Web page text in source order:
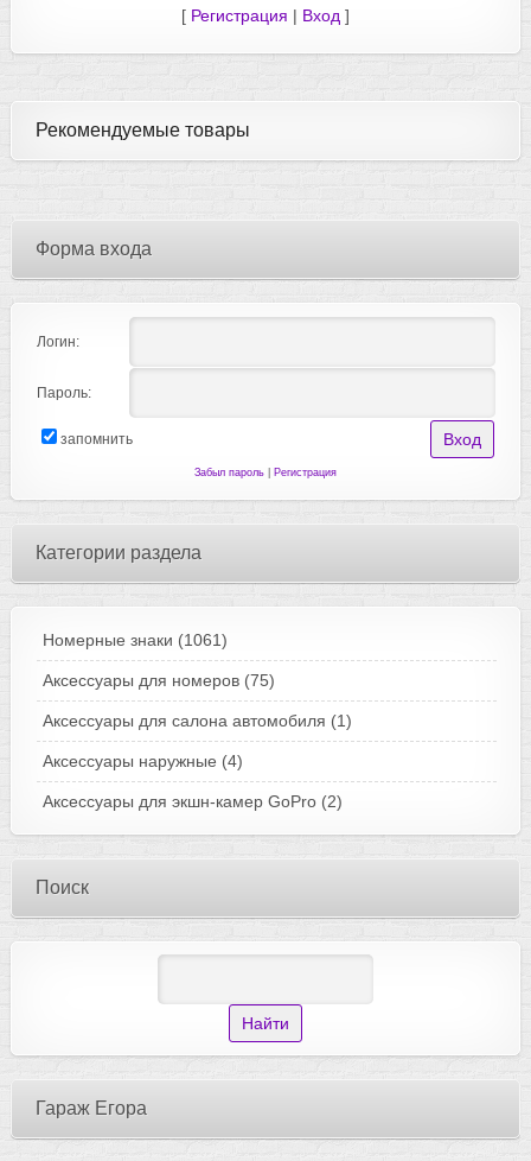
[ Регистрация | Вход ]
Рекомендуемые товары
Форма входа
Логин:
Пароль:
запомнить
Забыл пароль| Регистрация
Категории раздела
Номерные знаки (1061)
Аксессуары для номеров (75)
Аксессуары для салона автомобиля (1)
Аксессуары наружные (4)
Аксессуары для экшн-камер GoPro (2)
Поиск
Гараж Егора